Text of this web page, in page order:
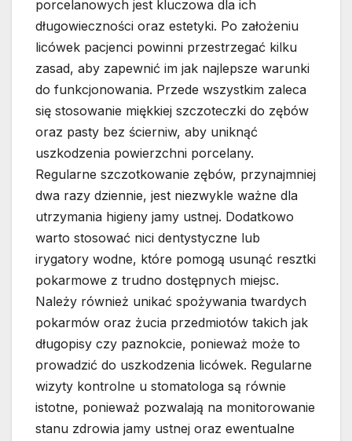
porcelanowych jest kluczowa dla ich
długowieczności oraz estetyki. Po założeniu
licówek pacjenci powinni przestrzegać kilku
zasad, aby zapewnić im jak najlepsze warunki
do funkcjonowania. Przede wszystkim zaleca
się stosowanie miękkiej szczoteczki do zębów
oraz pasty bez ścierniw, aby uniknąć
uszkodzenia powierzchni porcelany.
Regularne szczotkowanie zębów, przynajmniej
dwa razy dziennie, jest niezwykle ważne dla
utrzymania higieny jamy ustnej. Dodatkowo
warto stosować nici dentystyczne lub
irygatory wodne, które pomogą usunąć resztki
pokarmowe z trudno dostępnych miejsc.
Należy również unikać spożywania twardych
pokarmów oraz żucia przedmiotów takich jak
długopisy czy paznokcie, ponieważ może to
prowadzić do uszkodzenia licówek. Regularne
wizyty kontrolne u stomatologa są równie
istotne, ponieważ pozwalają na monitorowanie
stanu zdrowia jamy ustnej oraz ewentualne